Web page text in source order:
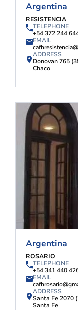
Argentina
RESISTENCIA
TELEPHONE
+54 372 244
EMAIL
ADDRESS
Donovan 765
Chaco
Argentina
ROSARIO
TELEPHONE
+54 341 440
EMAIL
ADDRESS
Santa Fe 2070
Santa Fe